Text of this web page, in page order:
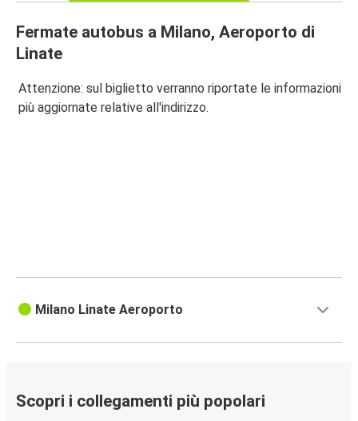
Fermate autobus a Milano, Aeroporto di
Linate
Attenzione: sul biglietto verranno riportate le informazioni
più aggiornate relative all'indirizzo.
Milano Linate Aeroporto
Scopri i collegamenti più popolari